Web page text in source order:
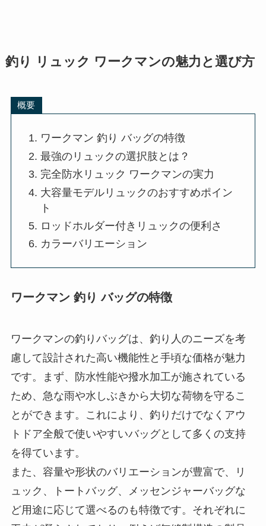
釣り リュック ワークマンの魅力と選び方
概要
ワークマン 釣り バッグの特徴
最強のリュックの選択肢とは？
完全防水リュック ワークマンの実力
大容量モデルリュックのおすすめポイン
ト
ロッドホルダー付きリュックの便利さ
カラーバリエーション
ワークマン 釣り バッグの特徴
ワークマンの釣りバッグは、釣り人のニーズを考
慮して設計された高い機能性と手頃な価格が魅力
です。まず、防水性能や撥水加工が施されている
ため、急な雨や水しぶきから大切な荷物を守るこ
とができます。これにより、釣りだけでなくアウ
トドア全般で使いやすいバッグとして多くの支持
を得ています。
また、容量や形状のバリエーションが豊富で、リ
ュック、トートバッグ、メッセンジャーバッグな
ど用途に応じて選べるのも特徴です。それぞれに